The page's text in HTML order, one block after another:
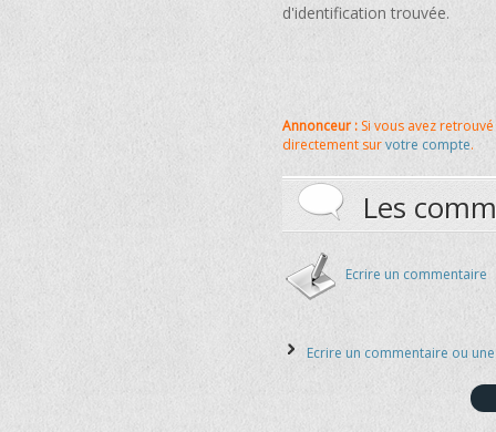
d'identification trouvée.
Annonceur : Si vous avez
directement survotre compte.
Les
Ecrire un commentaire
Ecrire un commentaire ou